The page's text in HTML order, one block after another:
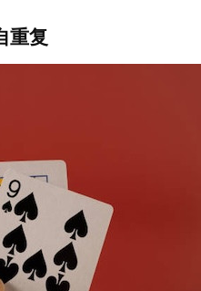
重复